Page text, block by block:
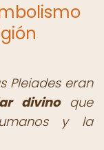
Pleiades eran
divinoque
y la